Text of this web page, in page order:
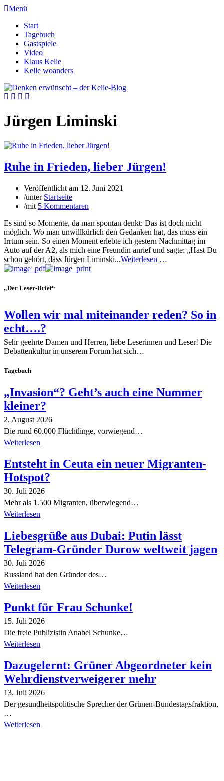
Menü
Start
Tagebuch
Gastspiele
Video
Klaus Kelle
Kelle woanders
Jürgen Liminski
Ruhe in Frieden, lieber Jürgen!
Veröffentlicht am 12. Juni 2021
/unter Startseite
/mit 5 Kommentaren
Es sind so Momente, da man spontan denkt: Das ist doch nicht
möglich. Wo man unwillkürlich den Gedanken hat, das muss ein
Irrtum sein. So einen Moment erlebte ich gestern Nachmittag im
Auto auf der A2, als mich eine Freundin anrief und sagte: „Hast Du
schon gehört, dass Jürgen Liminski...Weiterlesen …
„Der Leser-Brief“
Wollen wir mal miteinander reden? So in
echt….?
Sehr geehrte Damen und Herren, liebe Leserinnen und Leser! Die
Debattenkultur in unserem Forum hat sich…
Tagebuch
„Invasion“? Geht’s auch eine Nummer
kleiner?
2. August 2026
Die rund 60.000 Flüchtlinge, vorwiegend…
Weiterlesen
Entsteht in Ceuta ein neuer Migranten-
Hotspot?
30. Juli 2026
Mehr als 1.500 Migranten, überwiegend…
Weiterlesen
Liebesgrüße aus Dubai: Putin lässt
Telegram-Gründer Durow weltweit jagen
30. Juli 2026
Russland hat den Gründer des…
Weiterlesen
Punkt für Frau Schunke!
15. Juli 2026
Die freie Publizistin Anabel Schunke…
Weiterlesen
Dazugelernt: Grüner Abgeordneter kein
Wehrdienstverweigerer mehr
13. Juli 2026
Der gesundheitspolitische Sprecher der Grünen-Bundestagsfraktion,
…
Weiterlesen